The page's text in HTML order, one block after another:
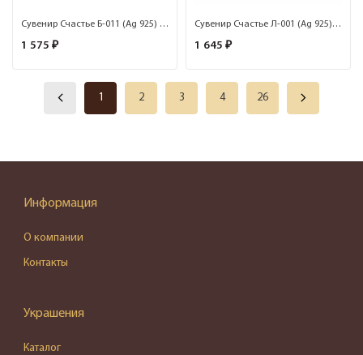
Сувенир Счастье Б-011 (Ag 925) Брошь
1 575 ₽
Сувенир Счастье Л-001 (Ag 925) Ложка-монетница Императорская
1 645 ₽
1 2 3 4 26
Информация
О компании
Контакты
Украшения
Каталог